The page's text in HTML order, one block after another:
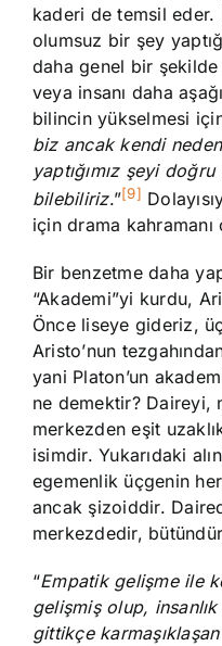
kaderi de temsil eder.
olumsuz bir şey
daha genel bir şekilde
veya insanı daha
bilincin yükselmesi
biz ancak kendi
yaptığımız şeyi
bilebiliriz.”[9]
için drama
Bir benzetme daha
“Akademi”yi kurdu,
Önce liseye gideriz,
Aristo’nun
yani Platon’un
ne demektir? Daireyi,
merkezden eşit
isimdir. Yukarıdaki
egemenlik üçgenin her
ancak şizoiddir.
merkezdedir,
“Empatik gelişme ile
gelişmiş olup,
gittikçe